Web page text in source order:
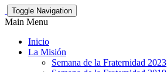
Toggle Navigation
Main Menu
Inicio
La Misión
Semana de la Fraternidad 2023